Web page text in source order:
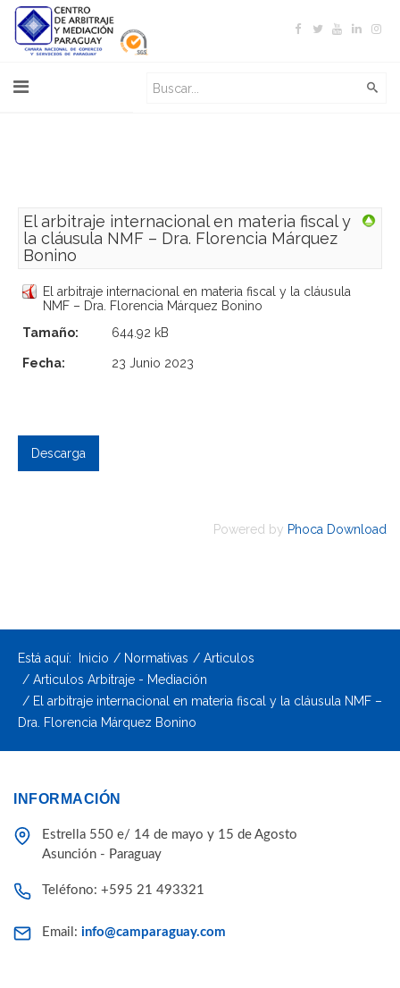
El arbitraje internacional en materia fiscal y
la cláusula NMF – Dra. Florencia Márquez
Bonino
El arbitraje internacional en materia fiscal y la cláusula
NMF – Dra. Florencia Márquez Bonino
Tamaño:
644.92 kB
Fecha: 23 Junio 2023
Powered by Phoca Download
Está aquí: Inicio Normativas
Articulos
Articulos Arbitraje - Mediación
El arbitraje internacional en materia fiscal y la cláusula NMF –
Dra. Florencia Márquez Bonino
INFORMACIÓN
Estrella 550 e/ 14 de mayo y 15 de Agosto
Asunción - Paraguay
Teléfono: +595 21 493321
Email: info@camparaguay.com